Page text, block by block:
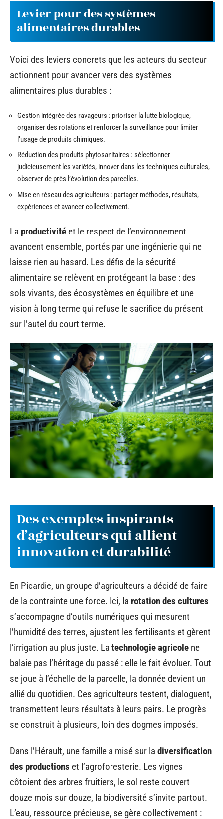
Levier pour des systèmes
alimentaires durables
Voici des leviers concrets que les acteurs du secteur
actionnent pour avancer vers des systèmes
alimentaires plus durables :
Gestion intégrée des ravageurs : prioriser la lutte biologique,
organiser des rotations et renforcer la surveillance pour limiter
l’usage de produits chimiques.
Réduction des produits phytosanitaires : sélectionner
judicieusement les variétés, innover dans les techniques culturales,
observer de près l’évolution des parcelles.
Mise en réseau des agriculteurs : partager méthodes, résultats,
expériences et avancer collectivement.
La productivité et le respect de l’environnement
avancent ensemble, portés par une ingénierie qui ne
laisse rien au hasard. Les défis de la sécurité
alimentaire se relèvent en protégeant la base : des
sols vivants, des écosystèmes en équilibre et une
vision à long terme qui refuse le sacrifice du présent
sur l’autel du court terme.
Des exemples inspirants
d’agriculteurs qui allient
innovation et durabilité
En Picardie, un groupe d’agriculteurs a décidé de faire
de la contrainte une force. Ici, la rotation des cultures
s’accompagne d’outils numériques qui mesurent
l’humidité des terres, ajustent les fertilisants et gèrent
l’irrigation au plus juste. La technologie agricole ne
balaie pas l’héritage du passé : elle le fait évoluer. Tout
se joue à l’échelle de la parcelle, la donnée devient un
allié du quotidien. Ces agriculteurs testent, dialoguent,
transmettent leurs résultats à leurs pairs. Le progrès
se construit à plusieurs, loin des dogmes imposés.
Dans l’Hérault, une famille a misé sur la diversification
des productions et l’agroforesterie. Les vignes
côtoient des arbres fruitiers, le sol reste couvert
douze mois sur douze, la biodiversité s’invite partout.
L’eau, ressource précieuse, se gère collectivement :